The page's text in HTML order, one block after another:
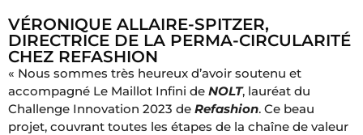
VÉRONIQUE ALLAIRE-SPITZER,
DIRECTRICE DE LA PERMA-CIRCULARITÉ
CHEZ REFASHION
« Nous sommes très heureux d’avoir soutenu et
accompagné Le Maillot Infini de NOLT, lauréat du
Challenge Innovation 2023 de Refashion. Ce beau
projet, couvrant toutes les étapes de la chaîne de valeur